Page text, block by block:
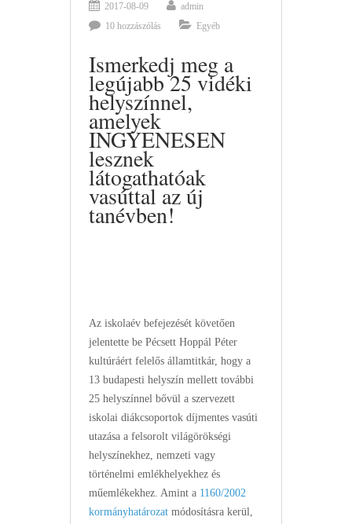
2017-08-09
admin
10 hozzászólás
Egyéb
Ismerkedj meg a
legújabb 25 vidéki
helyszínnel,
amelyek
INGYENESEN
lesznek
látogathatóak
vasúttal az új
tanévben!
Az iskolaév befejezését követően
jelentette be Pécsett Hoppál Péter
kultúráért felelős államtitkár, hogy a
13 budapesti helyszín mellett további
25 helyszínnel bővül a szervezett
iskolai diákcsoportok díjmentes vasúti
utazása a felsorolt világörökségi
helyszínekhez, nemzeti vagy
történelmi emlékhelyekhez és
műemlékekhez. Amint a 1160/2002
kormányhatározat módosításra kerül,